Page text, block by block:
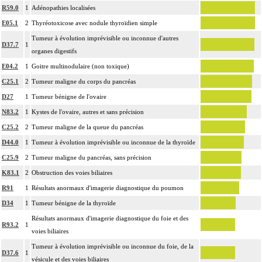
Notes
17.2
l'échantillon, sa fixation, la préparation microscopique avec une coloration
standard, avec ou sans photographie, l'interprétation, les éventuels réexamens
aux divers stades de réalisation, le compte rendu et le codage
Avec ou sans : coloration spéciale
17.2
L'examen histopathologique de biopsie inclut : l'échantillonnage, la fixation,
l'inclusion, la préparation microscopique avec une coloration standard à base
d'hémalun ou d'hématoxyline-éosine ou de phloxine avec ou sans safran, avec
ou sans photographie, l'interprétation, les éventuels réexamens aux divers
stades de réalisation, le compte rendu, le codage
Avec ou sans : coloration spéciale
coupes sériées
empreinte par apposition cellulaire
17.2
L'examen anatomopathologique, inclut : l'examen macroscopique et
17.2
L'examen anatomopathologique d'un organe inclut : l'examen du feuillet
viscéral de son éventuelle séreuse
la fixation, l'inclusion, la préparation microscopique avec une coloration
R59.0 1 Adénopathies localisées
E05.1 2 Thyréotoxicose avec nodule thyroïdien simple
D37.7 1
Tumeur à évolution imprévisible ou inconnue d'autres
organes digestifs
E04.2 1 Goitre multinodulaire (non toxique)
C25.1 2 Tumeur maligne du corps du pancréas
D27 1 Tumeur bénigne de l'ovaire
N83.2 1 Kystes de l'ovaire, autres et sans précision
C25.2 2 Tumeur maligne de la queue du pancréas
D44.0 1 Tumeur à évolution imprévisible ou inconnue de la thyroïde
C25.9 2 Tumeur maligne du pancréas, sans précision
K83.1 2 Obstruction des voies biliaires
R91 1 Résultats anormaux d'imagerie diagnostique du poumon
D34 1 Tumeur bénigne de la thyroïde
R93.2 1
Résultats anormaux d'imagerie diagnostique du foie et des
voies biliaires
D37.6 1
Tumeur à évolution imprévisible ou inconnue du foie, de la
vésicule et des voies biliaires